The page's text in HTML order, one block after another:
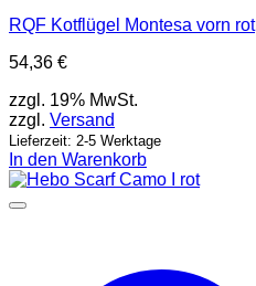
RQF Kotflügel Montesa vorn rot
54,36 €
zzgl. 19% MwSt.
zzgl. Versand
Lieferzeit: 2-5 Werktage
In den Warenkorb